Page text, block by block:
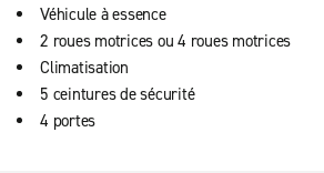
Véhicule à essence
2 roues motrices ou 4 roues motrices
Climatisation
5 ceintures de sécurité
4 portes